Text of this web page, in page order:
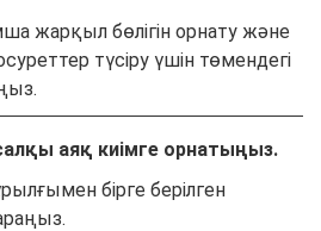
жарқыл бөлігін орнату және
түсіру үшін төмендегі
аяқ киімге орнатыңыз.
бірге берілген